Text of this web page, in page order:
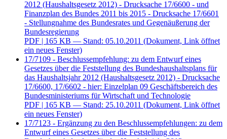
2012 (Haushaltsgesetz 2012) - Drucksache 17/6600 - und
Finanzplan des Bundes 2011 bis 2015 - Drucksache 17/6601
- Stellungnahme des Bundesrates und Gegenäußerung der
Bundesregierung
PDF | 165 KB — Stand: 05.10.2011 (Dokument, Link öffnet
ein neues Fenster)
17/7109 - Beschlussempfehlung: zu dem Entwurf eines
Gesetzes über die Feststellung des Bundeshaushaltsplans für
das Haushaltsjahr 2012 (Haushaltsgesetz 2012) - Drucksache
17/6600, 17/6602 - hier: Einzelplan 09 Geschäftsbereich des
Bundesministeriums für Wirtschaft und Technologie
PDF | 165 KB — Stand: 25.10.2011 (Dokument, Link öffnet
ein neues Fenster)
17/7123 - Ergänzung zu den Beschlussempfehlungen: zu dem
Entwurf eines Gesetzes über die Feststellung des